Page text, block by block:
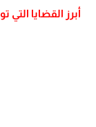
أبرز القضايا التي